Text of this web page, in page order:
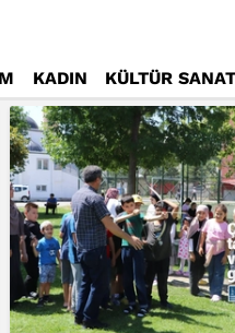
KADIN KÜLTÜR SANAT